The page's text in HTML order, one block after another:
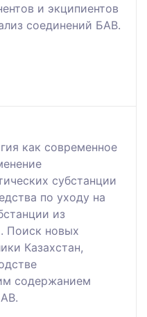
и экципиентов
соединений БАВ.
как современное
субстанции
по уходу на
из
Поиск новых
Казахстан,
содержанием